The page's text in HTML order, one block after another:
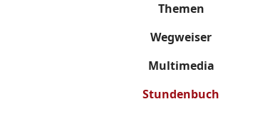
Themen
Wegweiser
Multimedia
Stundenbuch